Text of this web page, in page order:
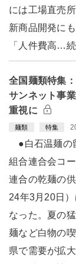
には工場直売
新商品開発に
「人件費高…
全国麺類特集
サンネット事
重視に
麺類 特集
●白石温麺の
組合連合会コ
連合の乾麺の
24年3月20日
なった。夏の
麺など白物の
県で需要が拡